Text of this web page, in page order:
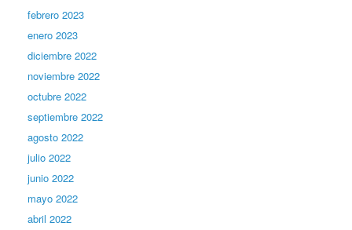
febrero 2023
enero 2023
diciembre 2022
noviembre 2022
octubre 2022
septiembre 2022
agosto 2022
julio 2022
junio 2022
mayo 2022
abril 2022